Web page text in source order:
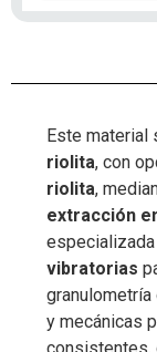
Este material
riolita, con
riolita,
extracción
vibratorias
y mecánicas
consistentes,